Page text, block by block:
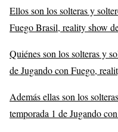
Ellos son los solteras y
Fuego Brasil, reality show
Quiénes son los solteras y
de Jugando con Fuego,
Además ellas son los
temporada 1 de Jugando